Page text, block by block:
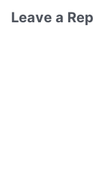
Leave a